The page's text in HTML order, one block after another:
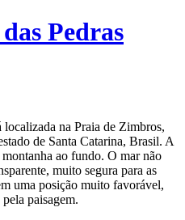
Pedras
localizada na Praia de Zimbros,
de Santa Catarina, Brasil. A
ao fundo. O mar não
muito segura para as
uma posição muito favorável,
paisagem.